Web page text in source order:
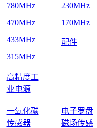
780MHz
470MHz
433MHz
315MHz
230MHz
170MHz
配件
高精度工
业电源
一氧化碳
传感器
电子罗盘
磁场传感